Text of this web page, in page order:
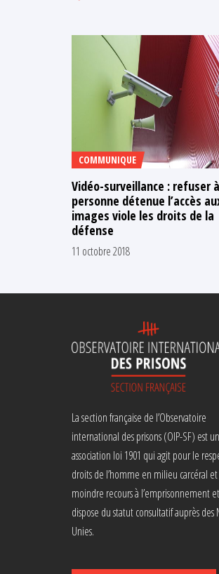
COMMUNIQUE
Vidéo-surveillance : refuser
personne détenue l’accès
images viole les droits de la
défense
11 octobre 2018
La section française de l’Observatoire
international des prisons (OIP-SF) est
association loi 1901 qui agit pour le
droits de l’homme en milieu carcéral
moindre recours à l’emprisonnement
dispose du statut consultatif auprès des
Unies.